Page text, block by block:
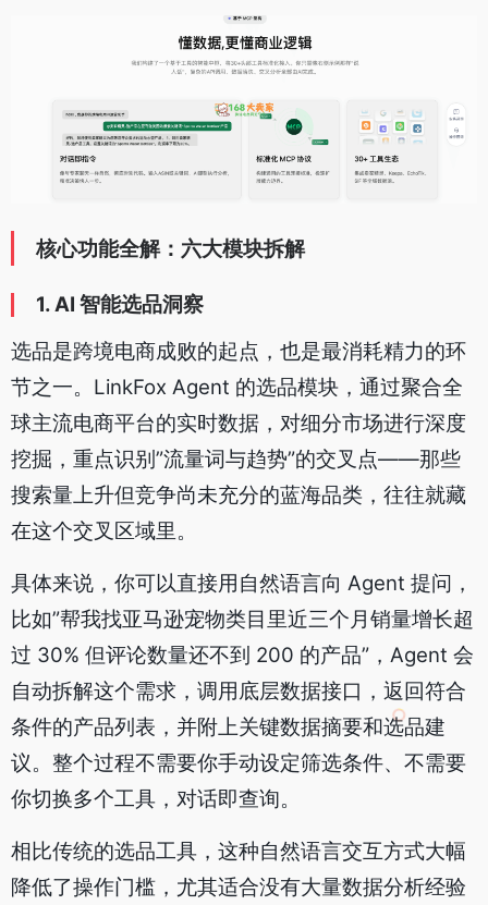
核心功能全解：六大模块拆解
1. AI 智能选品洞察
选品是跨境电商成败的起点，也是最消耗精力的环
节之一。LinkFox Agent 的选品模块，通过聚合全
球主流电商平台的实时数据，对细分市场进行深度
挖掘，重点识别”流量词与趋势”的交叉点——那些
搜索量上升但竞争尚未充分的蓝海品类，往往就藏
在这个交叉区域里。
具体来说，你可以直接用自然语言向 Agent 提问，
比如”帮我找亚马逊宠物类目里近三个月销量增长超
过 30% 但评论数量还不到 200 的产品”，Agent 会
自动拆解这个需求，调用底层数据接口，返回符合
条件的产品列表，并附上关键数据摘要和选品建
议。整个过程不需要你手动设定筛选条件、不需要
你切换多个工具，对话即查询。
相比传统的选品工具，这种自然语言交互方式大幅
降低了操作门槛，尤其适合没有大量数据分析经验